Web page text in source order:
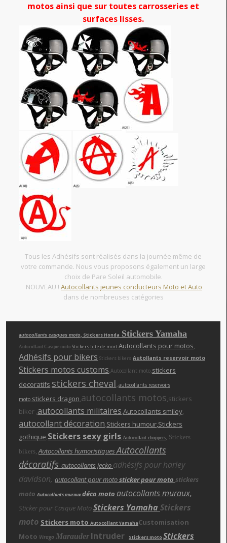
motos ainsi que sur toutes carrosseries et
surfaces lisses.
Tous les Adhésifs sont réalisés dans la journée même de
votre commande. Nous vous proposons également un large
choix de Pare Soleil automobile.
NOUVEAU ! Autocollants jeunes conducteurs Moto et Auto
dans de nombreuses catégories
autocollants casques moto, Stickers Honda Stickers Yamaha
Autocollant Casque moto Stickers tete de mortAutocollants pour motos,
Adhésifs pour bikers Stickers bikers Autollants reservoir moto
Stickers motos customs,Autocollant moto,stickers
decoratifs,stickers cheval,autocollants reservoirs
moto,stickers dragon,autocollants motos,stickers
biker ,autocollants militaires,Autocollants smiley,
autocollant décoration,Stickers humour,Stickers
gothique,Stickers sexy girls,Autocollant choppers, Stickers
bikers,Autocollants humoristiquesAutocollants
décoratifs autocollants jecko adhésifs pour harley
davidson, autocollant pour motosticker pour moto stickers
motoAutocollants murauxdéco moto autocollants muraux,
Sticker pour Casque MotoStickers Yamaha Stickers
moto Stickers moto Autocollant YamahaCustomisation
Moto Virago Marauder Intruder Stickers moto Stickers